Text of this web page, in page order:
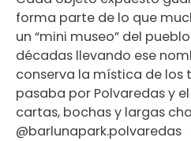
forma parte de lo que
un “mini museo” del
décadas llevando ese
conserva la mística de los
pasaba por Polvaredas y
cartas, bochas y largas
@barlunapark.polvaredas